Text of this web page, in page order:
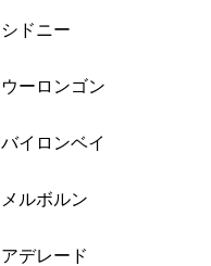
シドニー
ウーロンゴン
バイロンベイ
メルボルン
アデレード